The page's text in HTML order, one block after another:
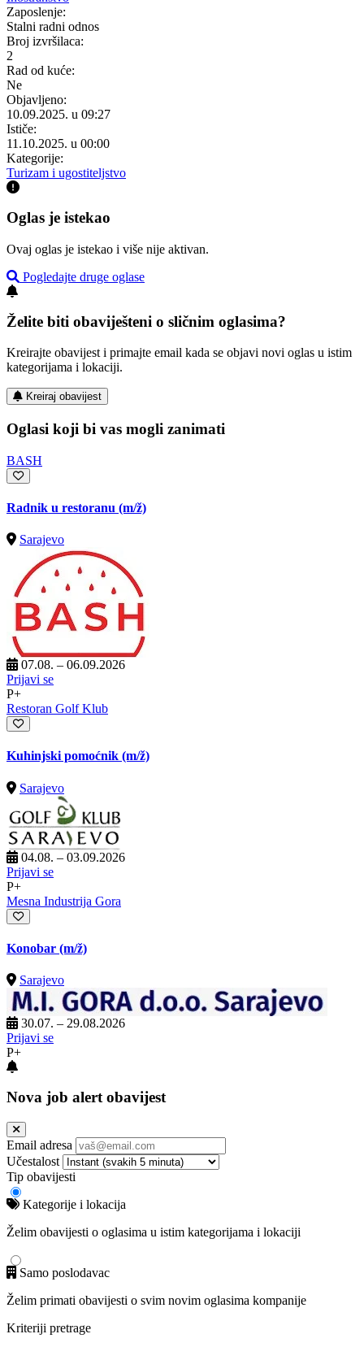
Zaposlenje:
Stalni radni odnos
Broj izvršilaca:
2
Rad od kuće:
Ne
Objavljeno:
10.09.2025. u 09:27
Ističe:
11.10.2025. u 00:00
Kategorije:
Turizam i ugostiteljstvo
Oglas je istekao
Ovaj oglas je istekao i više nije aktivan.
Pogledajte druge oglase
Želite biti obaviješteni o sličnim oglasima?
Kreirajte obavijest i primajte email kada se objavi novi oglas u istim
kategorijama i lokaciji.
Kreiraj obavijest
Oglasi koji bi vas mogli zanimati
BASH
Radnik u restoranu (m/ž)
Sarajevo
07.08. – 06.09.2026
Prijavi se
P+
Restoran Golf Klub
Kuhinjski pomoćnik (m/ž)
Sarajevo
04.08. – 03.09.2026
Prijavi se
P+
Mesna Industrija Gora
Konobar (m/ž)
Sarajevo
30.07. – 29.08.2026
Prijavi se
P+
Nova job alert obavijest
Email adresa
Učestalost
Tip obavijesti
Kategorije i lokacija
Želim obavijesti o oglasima u istim kategorijama i lokaciji
Samo poslodavac
Želim primati obavijesti o svim novim oglasima kompanije
Kriteriji pretrage